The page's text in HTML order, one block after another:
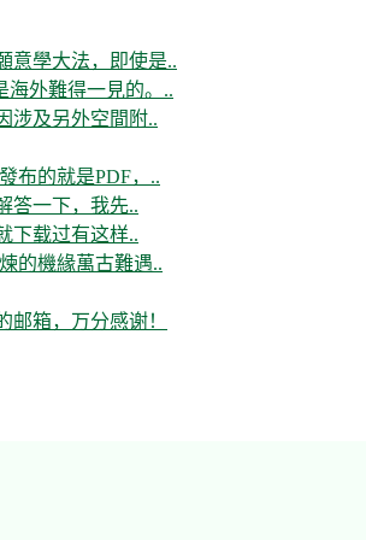
意學大法，即使是..
海外難得一見的。..
涉及另外空間附..
布的就是PDF，..
答一下，我先..
下载过有这样..
的機緣萬古難遇..
箱，万分感谢！